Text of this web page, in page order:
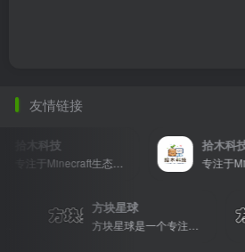
友情链接
拾木科技
专注于Minecraft生态建设
拾木科技
方块星球
方块星球是一个专注于我的世界的中文论坛，提供丰富的资源分享、玩家交流和创意展示，包括地图、皮肤、数据包等内容，打造Minecraft玩家的专属社区乐园！